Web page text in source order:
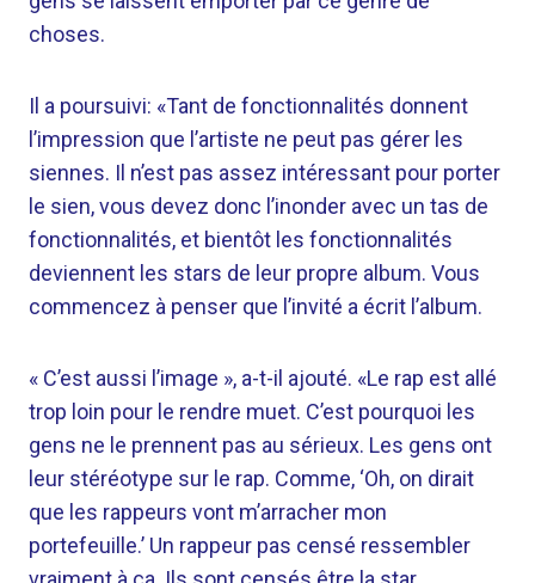
choses.
Il a poursuivi: «Tant de fonctionnalités donnent
l’impression que l’artiste ne peut pas gérer les
siennes. Il n’est pas assez intéressant pour porter
le sien, vous devez donc l’inonder avec un tas de
fonctionnalités, et bientôt les fonctionnalités
deviennent les stars de leur propre album. Vous
commencez à penser que l’invité a écrit l’album.
« C’est aussi l’image », a-t-il ajouté. «Le rap est allé
trop loin pour le rendre muet. C’est pourquoi les
gens ne le prennent pas au sérieux. Les gens ont
leur stéréotype sur le rap. Comme, ‘Oh, on dirait
que les rappeurs vont m’arracher mon
portefeuille.’ Un rappeur pas censé ressembler